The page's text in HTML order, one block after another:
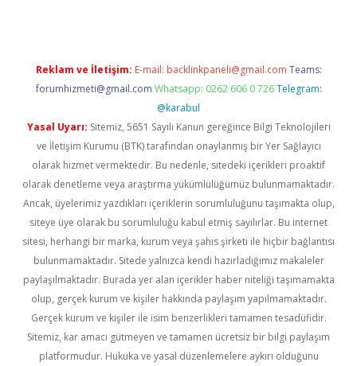
Reklam ve İletişim: E-mail: backlinkpaneli@gmail.com Teams:
forumhizmeti@gmail.com Whatsapp: 0262 606 0 726 Telegram:
@karabul
Yasal Uyarı: Sitemiz, 5651 Sayılı Kanun gereğince Bilgi Teknolojileri
ve İletişim Kurumu (BTK) tarafından onaylanmış bir Yer Sağlayıcı
olarak hizmet vermektedir. Bu nedenle, sitedeki içerikleri proaktif
olarak denetleme veya araştırma yükümlülüğümüz bulunmamaktadır.
Ancak, üyelerimiz yazdıkları içeriklerin sorumluluğunu taşımakta olup,
siteye üye olarak bu sorumluluğu kabul etmiş sayılırlar. Bu internet
sitesi, herhangi bir marka, kurum veya şahıs şirketi ile hiçbir bağlantısı
bulunmamaktadır. Sitede yalnızca kendi hazırladığımız makaleler
paylaşılmaktadır. Burada yer alan içerikler haber niteliği taşımamakta
olup, gerçek kurum ve kişiler hakkında paylaşım yapılmamaktadır.
Gerçek kurum ve kişiler ile isim benzerlikleri tamamen tesadüfidir.
Sitemiz, kar amacı gütmeyen ve tamamen ücretsiz bir bilgi paylaşım
platformudur. Hukuka ve yasal düzenlemelere aykırı olduğunu